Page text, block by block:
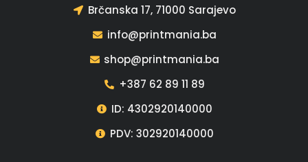
Brčanska 17, 71000 Sarajevo
info@printmania.ba
shop@printmania.ba
+387 62 89 11 89
ID: 4302920140000
PDV: 302920140000